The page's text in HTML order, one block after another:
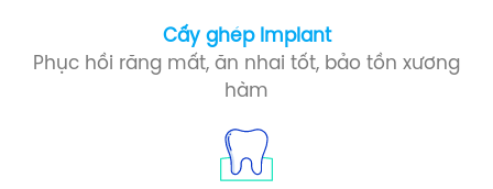
Cấy ghép Implant​
Phục hồi răng mất, ăn nhai tốt, bảo tồn xương
hàm